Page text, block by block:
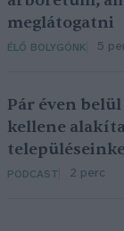
meglátogatni
ÉLŐ BOLYGÓNK 5
Pár éven
kellene
PODCAST 2 perc